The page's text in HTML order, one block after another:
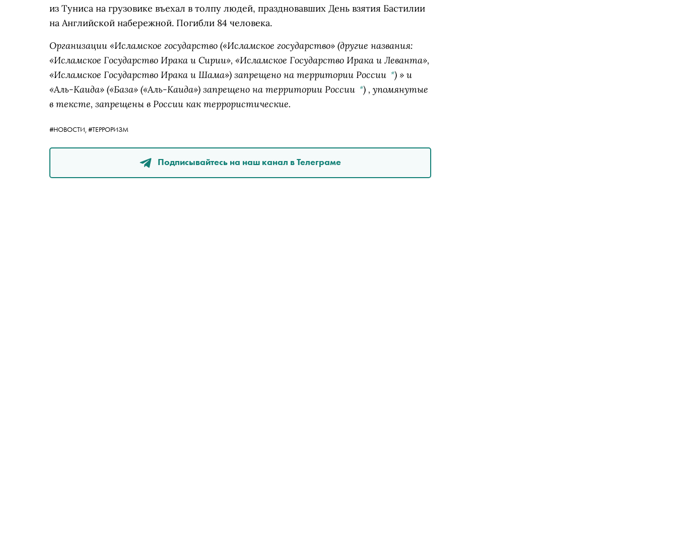
из Туниса на грузовике въехал в толпу людей, праздновавших День взятия Бастилии
на Английской набережной. Погибли 84 человека.
Организации «Исламское государство («Исламское государство» (другие названия:
«Исламское Государство Ирака и Сирии», «Исламское Государство Ирака и Леванта»,
«Исламское Государство Ирака и Шама») запрещено на территории России *) » и
«Аль-Каида» («База» («Аль-Каида») запрещено на территории России *) , упомянутые
в тексте, запрещены в России как террористические.
#НОВОСТИ, #ТЕРРОРИЗМ
Подписывайтесь на наш канал в Телеграме